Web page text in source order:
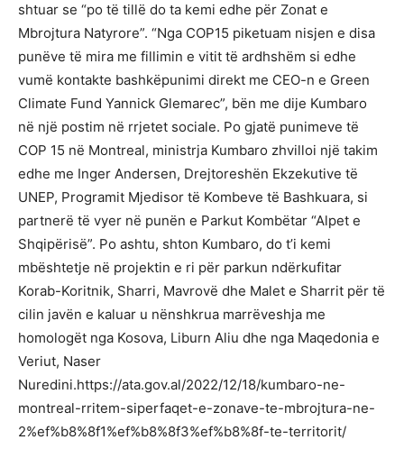
shtuar se “po të tillë do ta kemi edhe për Zonat e
Mbrojtura Natyrore”. “Nga COP15 piketuam nisjen e disa
punëve të mira me fillimin e vitit të ardhshëm si edhe
vumë kontakte bashkëpunimi direkt me CEO-n e Green
Climate Fund Yannick Glemarec”, bën me dije Kumbaro
në një postim në rrjetet sociale. Po gjatë punimeve të
COP 15 në Montreal, ministrja Kumbaro zhvilloi një takim
edhe me Inger Andersen, Drejtoreshën Ekzekutive të
UNEP, Programit Mjedisor të Kombeve të Bashkuara, si
partnerë të vyer në punën e Parkut Kombëtar “Alpet e
Shqipërisë”. Po ashtu, shton Kumbaro, do t’i kemi
mbështetje në projektin e ri për parkun ndërkufitar
Korab-Koritnik, Sharri, Mavrovë dhe Malet e Sharrit për të
cilin javën e kaluar u nënshkrua marrëveshja me
homologët nga Kosova, Liburn Aliu dhe nga Maqedonia e
Veriut, Naser
Nuredini.https://ata.gov.al/2022/12/18/kumbaro-ne-
montreal-rritem-siperfaqet-e-zonave-te-mbrojtura-ne-
2%ef%b8%8f1%ef%b8%8f3%ef%b8%8f-te-territorit/